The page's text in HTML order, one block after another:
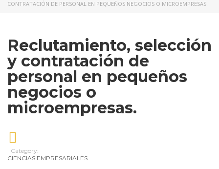
CONTRATACIÓN DE PERSONAL EN PEQUEÑOS NEGOCIOS O MICROEMPRESAS.
Reclutamiento, selección
y contratación de
personal en pequeños
negocios o
microempresas.
Category:
CIENCIAS EMPRESARIALES